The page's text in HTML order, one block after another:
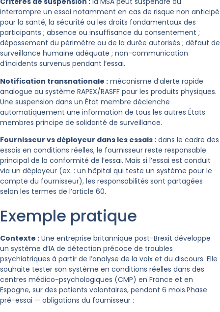
interrompre un essai notamment en cas de risque non anticipé
pour la santé, la sécurité ou les droits fondamentaux des
participants ; absence ou insuffisance du consentement ;
dépassement du périmètre ou de la durée autorisés ; défaut de
surveillance humaine adéquate ; non-communication
d’incidents survenus pendant l’essai.
Notification transnationale : mécanisme d’alerte rapide
analogue au système RAPEX/RASFF pour les produits physiques.
Une suspension dans un État membre déclenche
automatiquement une information de tous les autres États
membres principe de solidarité de surveillance.
Fournisseur vs déployeur dans les essais : dans le cadre des
essais en conditions réelles, le fournisseur reste responsable
principal de la conformité de l’essai. Mais si l’essai est conduit
via un déployeur (ex. : un hôpital qui teste un système pour le
compte du fournisseur), les responsabilités sont partagées
selon les termes de l’article 60.
Exemple pratique
Contexte : Une entreprise britannique post-Brexit développe
un système d’IA de détection précoce de troubles
psychiatriques à partir de l’analyse de la voix et du discours. Elle
souhaite tester son système en conditions réelles dans des
centres médico-psychologiques (CMP) en France et en
Espagne, sur des patients volontaires, pendant 6 mois.Phase
pré-essai — obligations du fournisseur :